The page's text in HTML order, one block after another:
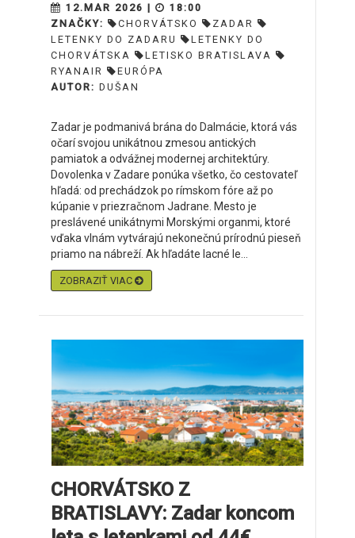
12.MAR 2026 |
18:00
ZNAČKY:
CHORVÁTSKO
ZADAR
LETENKY DO ZADARU
LETENKY DO
CHORVÁTSKA
LETISKO BRATISLAVA
RYANAIR
EURÓPA
AUTOR: DUŠAN
Zadar je podmanivá brána do Dalmácie, ktorá vás
očarí svojou unikátnou zmesou antických
pamiatok a odvážnej modernej architektúry.
Dovolenka v Zadare ponúka všetko, čo cestovateľ
hľadá: od prechádzok po rímskom fóre až po
kúpanie v priezračnom Jadrane. Mesto je
preslávené unikátnymi Morskými organmi, ktoré
vďaka vlnám vytvárajú nekonečnú prírodnú pieseň
priamo na nábreží. Ak hľadáte lacné le...
ZOBRAZIŤ VIAC
CHORVÁTSKO Z
BRATISLAVY: Zadar koncom